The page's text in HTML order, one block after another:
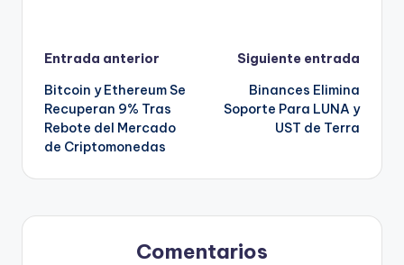
Navegación
de
entradas
Entrada anterior
Bitcoin y Ethereum Se
Recuperan 9% Tras
Rebote del Mercado
de Criptomonedas
Siguiente entrada
Binances Elimina
Soporte Para LUNA y
UST de Terra
Comentarios